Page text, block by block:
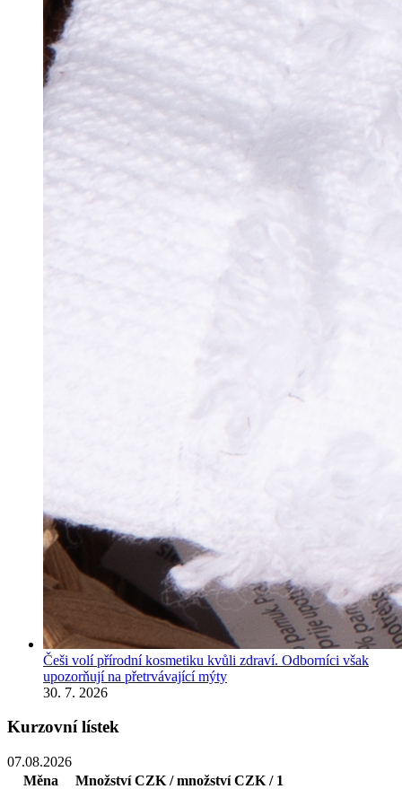
Češi volí přírodní kosmetiku kvůli zdraví. Odborníci však
upozorňují na přetrvávající mýty
30. 7. 2026
Kurzovní lístek
07.08.2026
Měna
Množství CZK / množství CZK / 1